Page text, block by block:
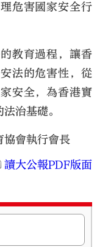
危害國家安全行
教育過程，讓香
法的危害性，從
安全，為香港實
治基礎。
協會執行會長
讀大公報PDF版面